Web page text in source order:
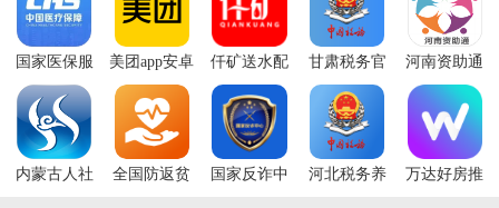
国家医保服
务平台app最
新版本2025
美团app安卓
2024最新版
本
仟矿送水配
送员端手机
版
甘肃税务官
方免费下载
app
河南资助通
最新版本
2025
内蒙古人社
全国防返贫
国家反诈中
河北税务养
万达好房推